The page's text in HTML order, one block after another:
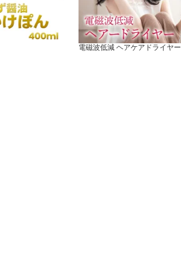
電磁波低減 ヘアケアドライヤー